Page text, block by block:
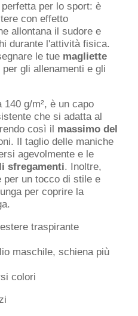
per lo sport: è
con effetto
allontana il sudore e
durante l'attività fisica.
le tue magliette
per gli allenamenti e gli
140 g/m², è un capo
che si adatta al
così il massimo del
Il taglio delle maniche
agevolmente e le
sfregamenti. Inoltre,
per un tocco di stile e
per coprire la
traspirante
maschile, schiena più
colori